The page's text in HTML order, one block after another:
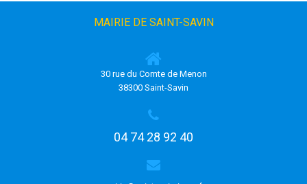
MAIRIE DE SAINT-SAVIN
30 rue du Comte de Menon
38300 Saint-Savin
04 74 28 92 40